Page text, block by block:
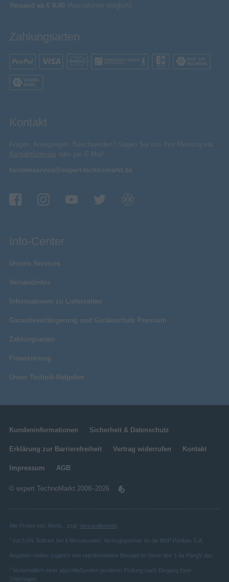
Versand ab € 0,00 (Ausnahmen möglich)
Zahlungsarten
Kontakt
Fragen, Anregungen, Beschwerden? Sagen Sie uns Ihre Meinung via
Kontaktformular oder per E-Mail:
kundenservice@expert-technomarkt.de
Info-Center
Unsere Services
Versandinfos
Informationen zu Lieferzeiten
Garantieverlängerung und Geräteschutz Premium
Zahlungsarten
Finanzierung
Unser Technik-Ratgeber
Kundeninformationen Sicherheit & Datenschutz
Erklärung zur Barrierefreiheit Vertrag widerrufen Kontakt
Impressum AGB
© expert TechnoMarkt 2008–2026
Alle Preise inkl. MwSt., zzgl. Versandkosten
mit 0,0% Sollzins bei 6 Monatsraten. Vertragspartner ist die BNP Paribas S.A.
Angaben stellen zugleich das repräsentative Beispiel im Sinne des § 6a PangV dar.
2 Vorbehaltlich einer abschließenden positiven Prüfung nach Eingang Ihrer
Unterlagen.